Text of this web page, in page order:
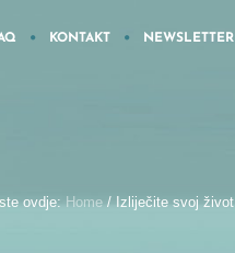
KONTAKT NEWSLETTER
ovdje: Home / Izliječite svoj život